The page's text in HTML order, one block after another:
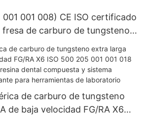
001 001 008) CE ISO certificado
de carburo de tungsteno
taladro odontología
de carburo de tungsteno
de baja velocidad FG/RA X6